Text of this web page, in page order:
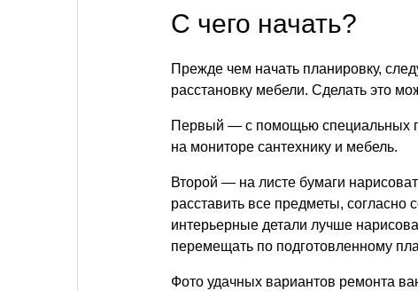
С чего начать?
Прежде чем начать планировку,
расстановку мебели. Сделать это
Первый — с помощью специальных
на мониторе сантехнику и мебель.
Второй — на листе бумаги
расставить все предметы,
интерьерные детали лучше
перемещать по подготовленному
Фото удачных вариантов ремонта